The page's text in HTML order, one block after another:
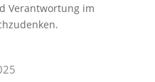
Verantwortung im